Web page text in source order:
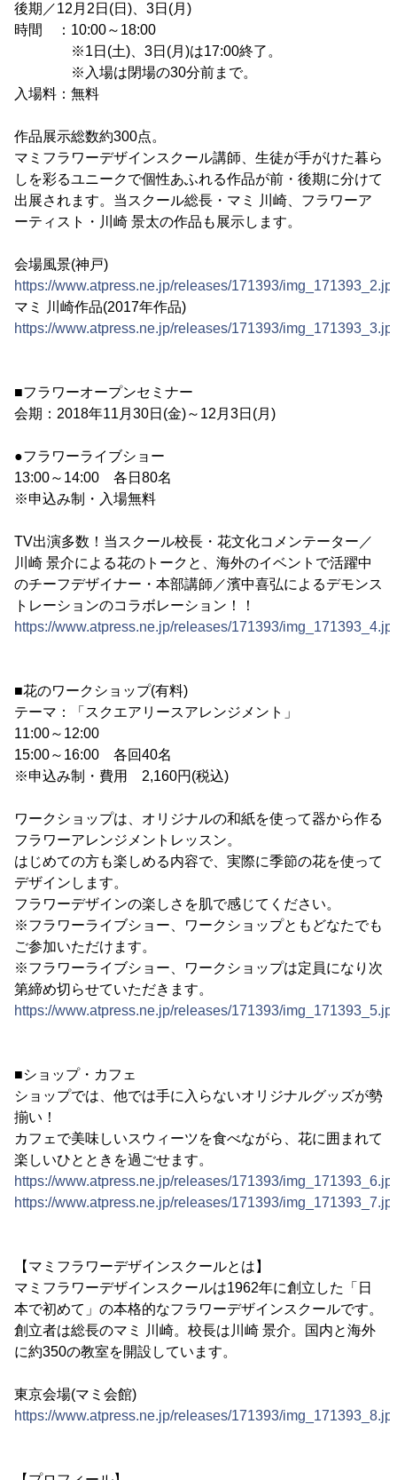
後期／12月2日(日)、3日(月)
時間 ：10:00～18:00
※1日(土)、3日(月)は17:00終了。
※入場は閉場の30分前まで。
入場料：無料
作品展示総数約300点。
マミフラワーデザインスクール講師、生徒が手がけた暮ら
しを彩るユニークで個性あふれる作品が前・後期に分けて
出展されます。当スクール総長・マミ 川崎、フラワーア
ーティスト・川崎 景太の作品も展示します。
会場風景(神戸)
https://www.atpress.ne.jp/releases/171393/
マミ 川崎作品(2017年作品)
https://www.atpress.ne.jp/releases/171393/
■フラワーオープンセミナー
会期：2018年11月30日(金)～12月3日(月)
●フラワーライブショー
13:00～14:00 各日80名
※申込み制・入場無料
TV出演多数！当スクール校長・花文化コメンテーター／
川崎 景介による花のトークと、海外のイベントで活躍中
のチーフデザイナー・本部講師／濱中喜弘によるデモンス
トレーションのコラボレーション！！
https://www.atpress.ne.jp/releases/171393/
■花のワークショップ(有料)
テーマ：「スクエアリースアレンジメント」
11:00～12:00
15:00～16:00 各回40名
※申込み制・費用 2,160円(税込)
ワークショップは、オリジナルの和紙を使って器から作る
フラワーアレンジメントレッスン。
はじめての方も楽しめる内容で、実際に季節の花を使って
デザインします。
フラワーデザインの楽しさを肌で感じてください。
※フラワーライブショー、ワークショップともどなたでも
ご参加いただけます。
※フラワーライブショー、ワークショップは定員になり次
第締め切らせていただきます。
https://www.atpress.ne.jp/releases/171393/
■ショップ・カフェ
ショップでは、他では手に入らないオリジナルグッズが勢
揃い！
カフェで美味しいスウィーツを食べながら、花に囲まれて
楽しいひとときを過ごせます。
https://www.atpress.ne.jp/releases/171393/
https://www.atpress.ne.jp/releases/171393/
【マミフラワーデザインスクールとは】
マミフラワーデザインスクールは1962年に創立した「日
本で初めて」の本格的なフラワーデザインスクールです。
創立者は総長のマミ 川崎。校長は川崎 景介。国内と海外
に約350の教室を開設しています。
東京会場(マミ会館)
https://www.atpress.ne.jp/releases/171393/